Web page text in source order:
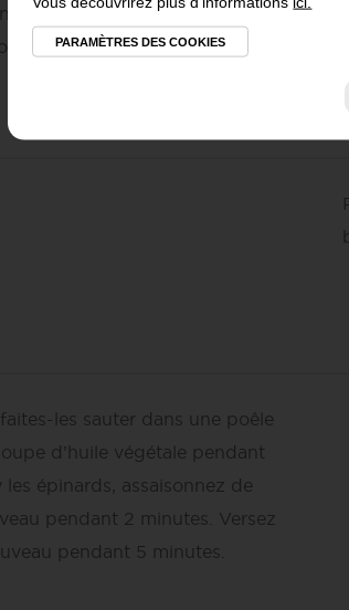
15 minutes à 200°C
dorées.
les sauter dans une poêle
d’huile végétale pendant
épinards, assaisonnez de
pendant 2 minutes. Versez
pendant 5 minutes.
PARAMÈTRES DES COOKIES